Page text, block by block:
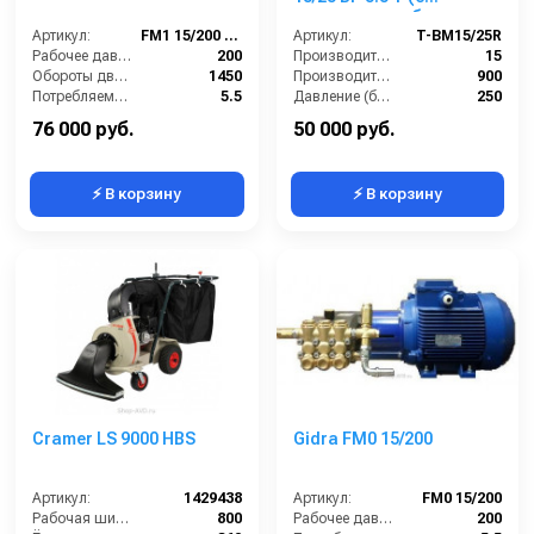
Артикул:
FM1 15/200 TS
Рабочее давление (бар):
200
Обороты двигателя (об/мин):
1450
Потребляемая мощность (кВт):
5.5
Производительность (л/ч):
76 000 руб.
⚡ В корзину
манометром, без
электрики)
Артикул:
T-BM15/25R
Производительность (л/мин):
15
Производительность (л/ч):
900
Давление (бар):
250
Напряжение (В):
50 000 руб.
⚡ В корзину
Cramer LS 9000 HBS
Артикул:
1429438
Рабочая ширина (мм):
800
Gidra FM0 15/200
Артикул:
FM0 15/200
Рабочее давление (бар):
200